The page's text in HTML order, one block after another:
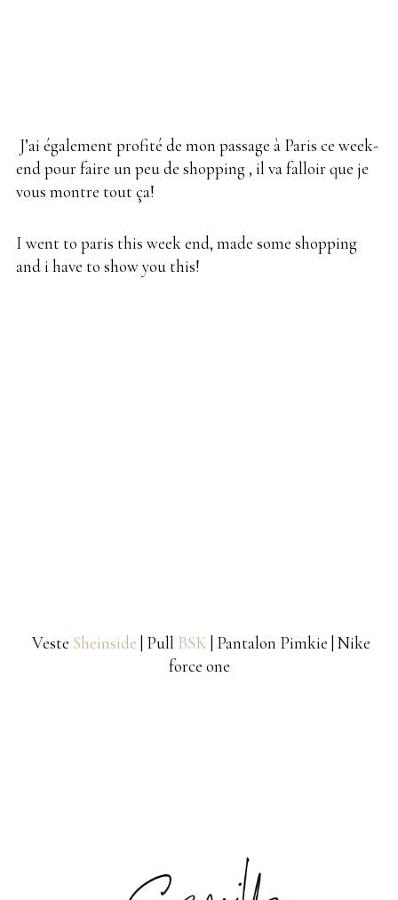
J’ai également profité de mon passage à Paris ce week-
end pour faire un peu de shopping , il va falloir que je
vous montre tout ça!
I went to paris this week end, made some shopping
and i have to show you this!
Veste Sheinside | Pull BSK | Pantalon Pimkie | Nike
force one